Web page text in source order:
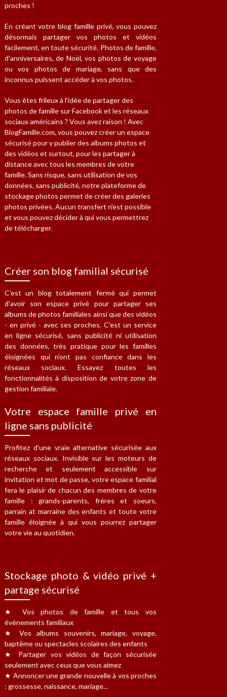
proches !
En créant votre blog famille privé, vous pouvez
désormais partager vos photos et vidéos
facilement, en toute sécurité. Photos de famille,
d'anniversaires, de Noël, vos photos de voyage
ou vos photos de mariage, sans que des
inconnus puissent accéder à vos photos.
Vous êtes frileux à l'idée de partager des
photos de famille sur Facebook et les réseaux
sociaux américains ? Vous avez raison ! Avec
BlogFamille.com, vous pouvez créer un espace
sécurisé pour y publier des albums photos et
des vidéos et surtout, pour les partager à
distance avec tous les membres de votre
famille. Sans risque, sans utilisation de vos
données, sans publicité, notre plateforme de
stockage photos permet de créer des galeries
photos privées. Aucun transfert n'est possible
et vous pouvez décider à qui vous permettrez
de télécharger.
Créer son blog familial sécurisé
C'est un blog totalement fermé qui permet
d'avoir son espace privé pour partager ses
albums de photos familiales ainsi que des vidéos
- en privé - avec ses proches. C'est un service
en ligne sécurisé, sans publicité ni utilisation
des données, très pratique pour les familles
éloignées qui n'ont pas confiance dans les
réseaux sociaux. Essayez toutes les
fonctionnalités à disposition de votre zone de
gestion familiale.
Votre espace famille privé en
ligne sans publicité
Profitez d'une vraie alternative sécurisée aux
réseaux sociaux. Invisible sur les moteurs de
recherche et seulement accessible sur
invitation et mot de passe, votre espace familial
fera le plaisir de chacun des membres de votre
famille : grands-parents, frères et soeurs,
parrain at marraine des enfants et toute votre
famille éloignée à qui vous pourrez partager
votre vie au quotidien.
Stockage photo & vidéo privé +
partage sécurisé
★ Vos photos de famille et tous vos
évènements familiaux
★ Vos albums souvenirs, mariage, voyage,
baptême ou spectacles scolaires des enfants
★ Partager vos vidéos de façon sécurisée
seulement avec ceux que vous aimez
★ Annoncer une grande nouvelle à vos proches
: grossesse, naissance, mariage...